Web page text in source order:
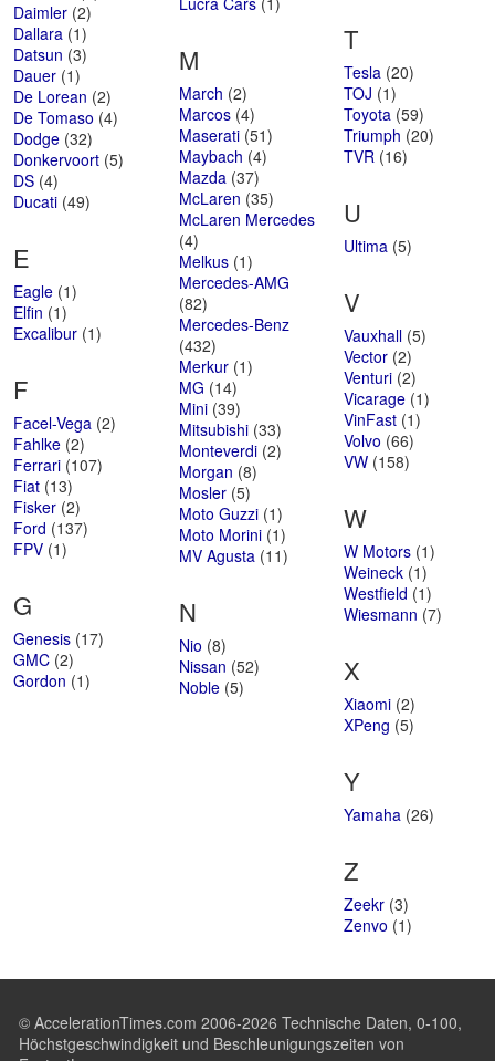
Daimler (2)
Dallara (1)
Datsun (3)
Dauer (1)
De Lorean (2)
De Tomaso (4)
Dodge (32)
Donkervoort (5)
DS (4)
Ducati (49)
E
Eagle (1)
Elfin (1)
Excalibur (1)
F
Facel-Vega (2)
Fahlke (2)
Ferrari (107)
Fiat (13)
Fisker (2)
Ford (137)
FPV (1)
G
Genesis (17)
GMC (2)
Gordon (1)
M
March (2)
Marcos(4)
Maserati(51)
Maybach (4)
Mazda(37)
McLaren (35)
McLaren Mercedes
(4)
Melkus(1)
Mercedes-AMG
(82)
Mercedes-Benz
(432)
Merkur(1)
MG (14)
Mini(39)
Mitsubishi(33)
Monteverdi(2)
Morgan (8)
Mosler(5)
Moto Guzzi(1)
Moto Morini(1)
MV Agusta(11)
N
Nio (8)
Nissan (52)
Noble(5)
T
Tesla (20)
TOJ (1)
Toyota (59)
Triumph (20)
TVR (16)
U
Ultima (5)
V
Vauxhall (5)
Vector (2)
Venturi (2)
Vicarage (1)
VinFast (1)
Volvo (66)
VW (158)
W
W Motors (1)
Weineck (1)
Westfield (1)
Wiesmann (7)
X
Xiaomi (2)
XPeng (5)
Y
Yamaha (26)
Z
Zeekr (3)
Zenvo (1)
© AccelerationTimes.com 2006-2026 Technische Daten, 0-100,
Höchstgeschwindigkeit und Beschleunigungszeiten von